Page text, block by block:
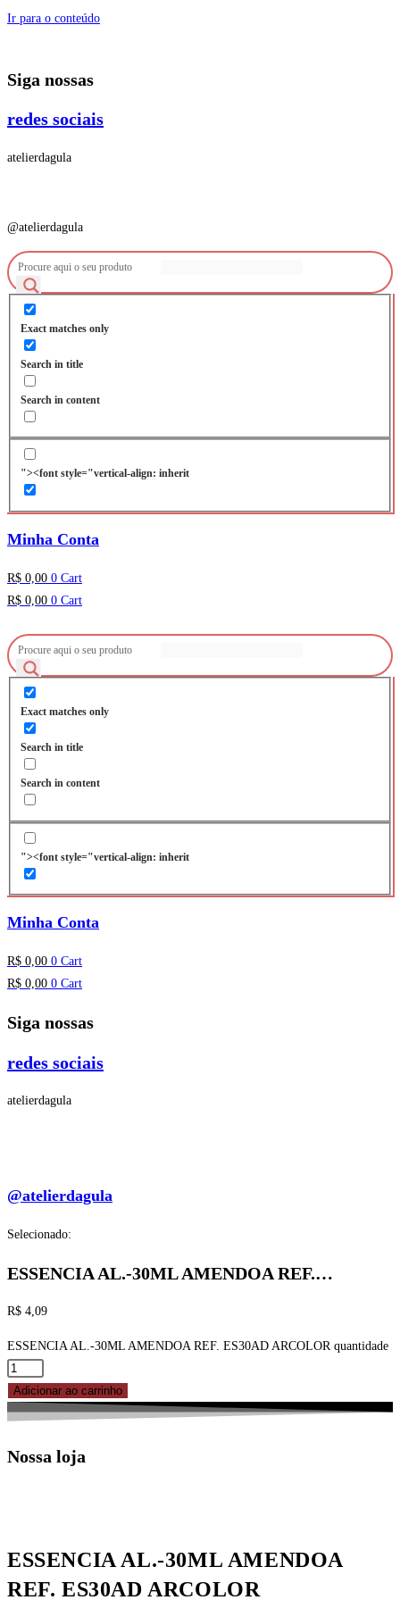
Ir para o conteúdo
Siga nossas
redes sociais
atelierdagula
@atelierdagula
Exact matches only
Search in title
Search in content
"><font style="vertical-align: inherit
Minha Conta
R$ 0,00 0 Cart
R$ 0,00 0 Cart
Exact matches only
Search in title
Search in content
"><font style="vertical-align: inherit
Minha Conta
R$ 0,00 0 Cart
R$ 0,00 0 Cart
Siga nossas
redes sociais
atelierdagula
@atelierdagula
Selecionado:
ESSENCIA AL.-30ML AMENDOA REF.…
R$ 4,09
ESSENCIA AL.-30ML AMENDOA REF. ES30AD ARCOLOR quantidade
Adicionar ao carrinho
Nossa loja
ESSENCIA AL.-30ML AMENDOA
REF. ES30AD ARCOLOR